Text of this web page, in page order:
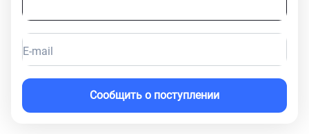
E-mail
Сообщить о поступлении